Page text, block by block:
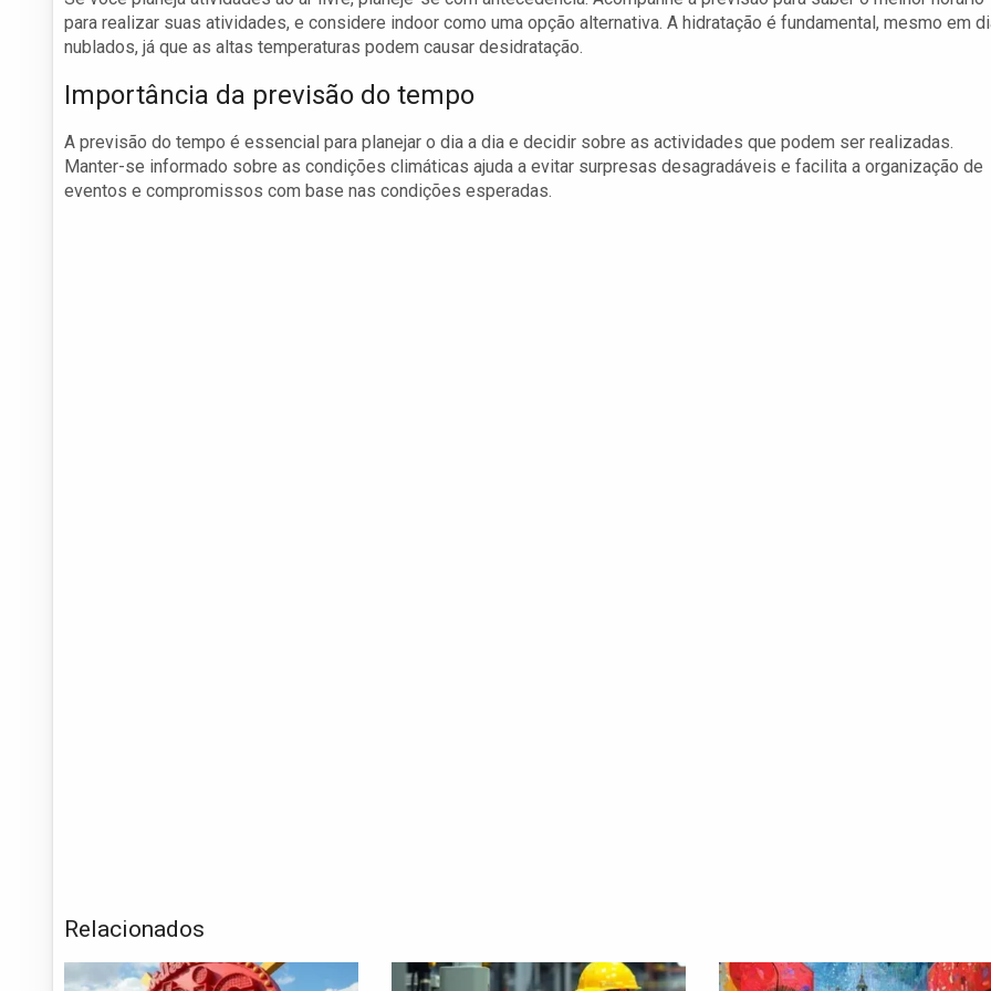
para realizar suas atividades, e considere indoor como uma opção alternativa. A hidratação é fundamental, mesmo em
nublados, já que as altas temperaturas podem causar desidratação.
Importância da previsão do tempo
A previsão do tempo é essencial para planejar o dia a dia e decidir sobre as actividades que podem ser realizadas.
Manter-se informado sobre as condições climáticas ajuda a evitar surpresas desagradáveis e facilita a organização de
eventos e compromissos com base nas condições esperadas.
Relacionados